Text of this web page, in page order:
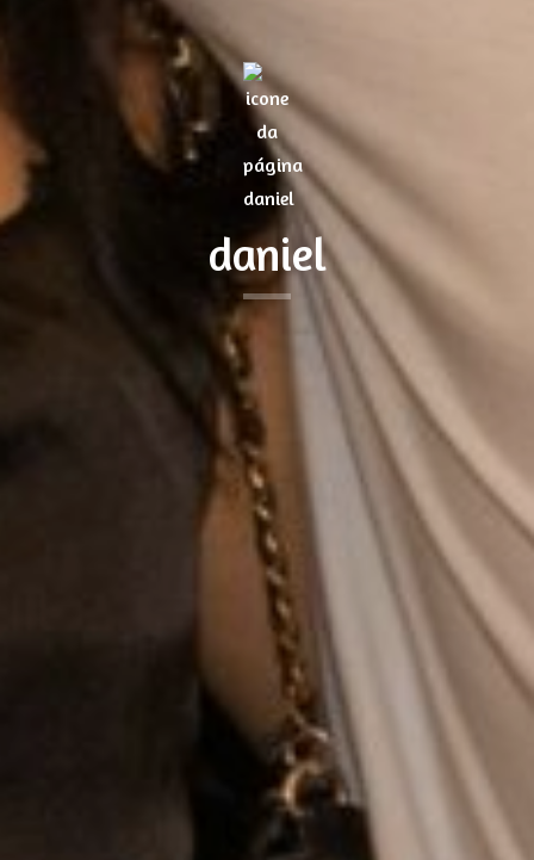
daniel